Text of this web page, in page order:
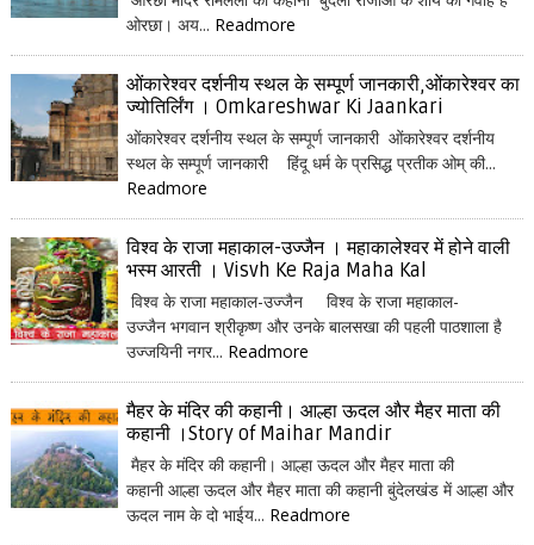
ओरछा। अय... Readmore
ओंकारेश्वर दर्शनीय स्थल के सम्पूर्ण जानकारी,ओंकारेश्वर का
ज्योतिर्लिंग । Omkareshwar Ki Jaankari
ओंकारेश्वर दर्शनीय स्थल के सम्पूर्ण जानकारी ओंकारेश्वर दर्शनीय
स्थल के सम्पूर्ण जानकारी हिंदू धर्म के प्रसिद्ध प्रतीक ओम् की...
Readmore
विश्व के राजा महाकाल-उज्जैन । महाकालेश्वर में होने वाली
भस्म आरती । Visvh Ke Raja Maha Kal
विश्व के राजा महाकाल-उज्जैन विश्व के राजा महाकाल-
उज्जैन भगवान श्रीकृष्ण और उनके बालसखा की पहली पाठशाला है
उज्जयिनी नगर... Readmore
मैहर के मंदिर की कहानी। आल्हा ऊदल और मैहर माता की
कहानी ।Story of Maihar Mandir
मैहर के मंदिर की कहानी। आल्हा ऊदल और मैहर माता की
कहानी आल्हा ऊदल और मैहर माता की कहानी बुंदेलखंड में आल्हा और
ऊदल नाम के दो भाईय... Readmore